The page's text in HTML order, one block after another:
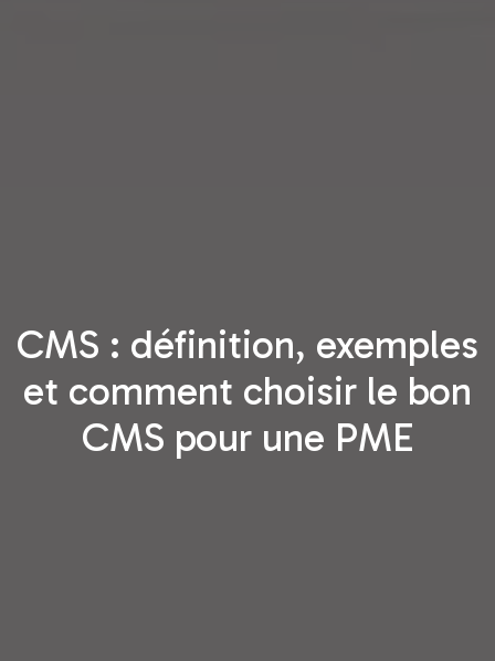
CMS : définition, exemples
et comment choisir le bon
CMS pour une PME